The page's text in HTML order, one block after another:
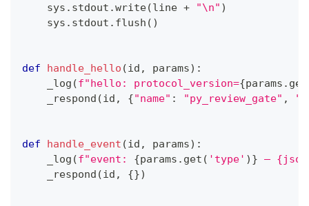
    sys
. stdout .write(line + "\n" )
    sys
. stdout . flush ( )
def handle_hello (id , params) :
    _log
(f"hello: protocol_version={params . get
    _respond
(id , {"name" : "py_review_gate" ,
def handle_event (id , params) :
    _log
(f"event: {params . get ( 'type' ) } —
    _respond
(id , {})